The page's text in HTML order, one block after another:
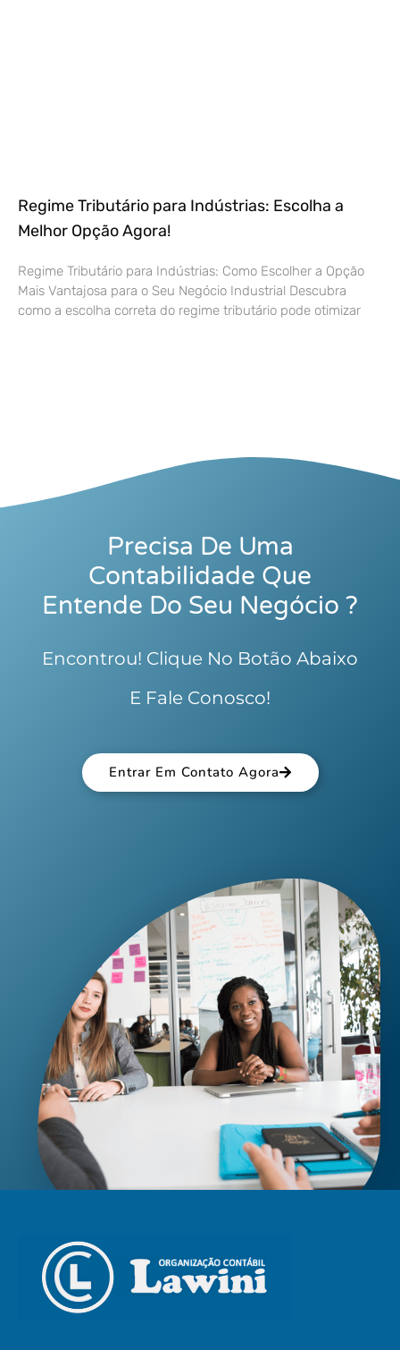
Regime Tributário para Indústrias: Escolha a
Melhor Opção Agora!
Regime Tributário para Indústrias: Como Escolher a Opção
Mais Vantajosa para o Seu Negócio Industrial Descubra
como a escolha correta do regime tributário pode otimizar
Precisa De Uma
Contabilidade Que
Entende Do Seu Negócio ?
Encontrou! Clique No Botão Abaixo
E Fale Conosco!
Entrar Em Contato Agora